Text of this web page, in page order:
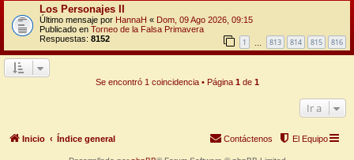
Los Personajes II
Último mensaje por HannaH « Dom, 09 Ago 2026, 09:15
Publicado en Torneo de la Falsa Primavera
Respuestas: 8152 1 813 814 815 816
Se encontró 1 coincidencia • Página 1de 1
Ir a
Inicio Índice general El Equipo
Contáctenos